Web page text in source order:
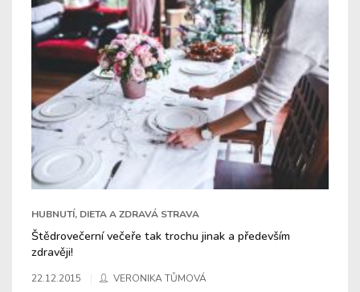
HUBNUTÍ, DIETA A ZDRAVÁ STRAVA
Štědrovečerní večeře tak trochu jinak a především
zdravěji!
22.12.2015 VERONIKA TŮMOVÁ